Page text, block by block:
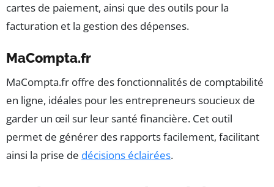
cartes de paiement, ainsi que des outils pour la
facturation et la gestion des dépenses.
MaCompta.fr
MaCompta.fr offre des fonctionnalités de comptabilité
en ligne, idéales pour les entrepreneurs soucieux de
garder un œil sur leur santé financière. Cet outil
permet de générer des rapports facilement, facilitant
ainsi la prise de décisions éclairées.